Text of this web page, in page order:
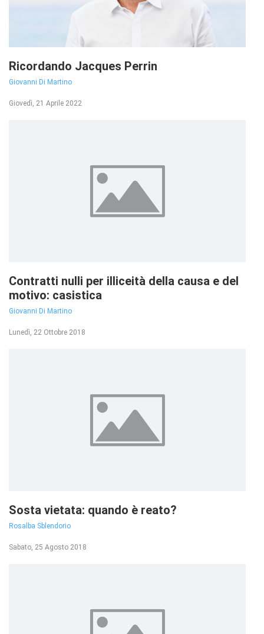
Ricordando Jacques Perrin
Giovanni Di Martino
Giovedì, 21 Aprile 2022
Contratti nulli per illiceità della causa e del
motivo: casistica
Giovanni Di Martino
Lunedì, 22 Ottobre 2018
Sosta vietata: quando è reato?
Rosalba Sblendorio
Sabato, 25 Agosto 2018